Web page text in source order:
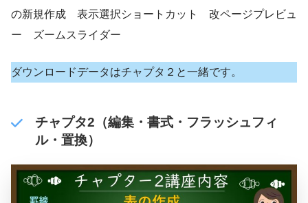
の新規作成 表示選択ショートカット 改ページプレビュ
ー ズームスライダー
ダウンロードデータはチャプタ２と一緒です。
チャプタ2（編集・書式・フラッシュフィ
ル・置換）